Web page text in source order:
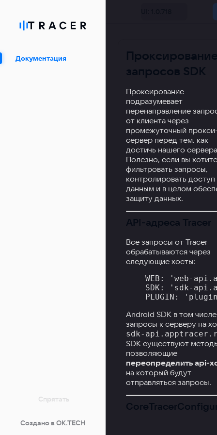
Документация
Спрятать
Создано в OK.TECH
запросов SDK
Проксирование
подразумевает
перенаправление
от клиента через
промежуточный
сервер перед тем, как
достичь нашего
Полезно, если вы хотите
фильтровать запросы,
контролировать доступ
данным и в целом
защиту данных.
API-адреса Tracer
Все запросы от Tracer
обрабатываются через
следующие хосты:
WEB: 'web-
SDK: 'sdk-
Android SDK в том
запросы к серверу на
sdk-
SDK существуют
позволяющие
переопределить api-
на который будут
отправляться запросы.